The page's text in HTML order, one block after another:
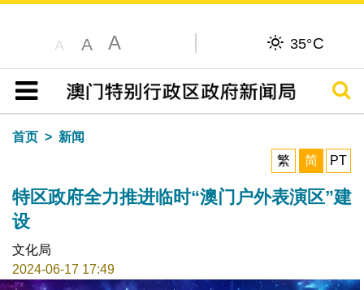
A A A 35°C
目录
搜寻
首页
新闻
繁
简 PT
特区政府全力推进临时“澳门户外表演区”建
设
文化局
2024-06-17 17:49